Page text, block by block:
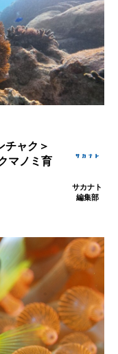
簡単！ 100均で
た道具で＜魚のは
を作ってみた
の自由研究にい
みのり
メ
カカサゴ
ハタ
ウム
チャク＞
マノミ育
サカナト
編集部